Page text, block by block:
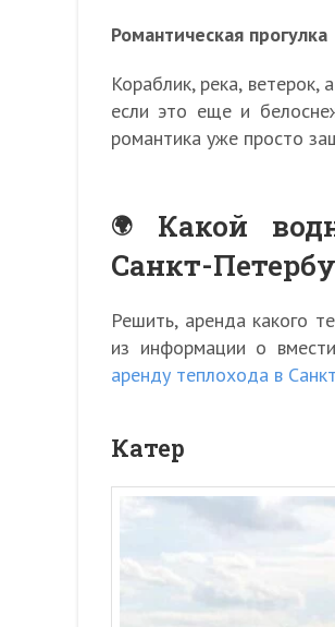
Романтическая прогулка
Кораблик, река,
если это еще и
романтика уже просто
Какой
Санкт-
Решить, аренда какого
из информации о
аренду теплохода в
Катер